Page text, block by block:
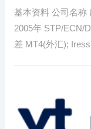
基本资料 公司名称
2005年 STP/ECN/
差 MT4(外汇);